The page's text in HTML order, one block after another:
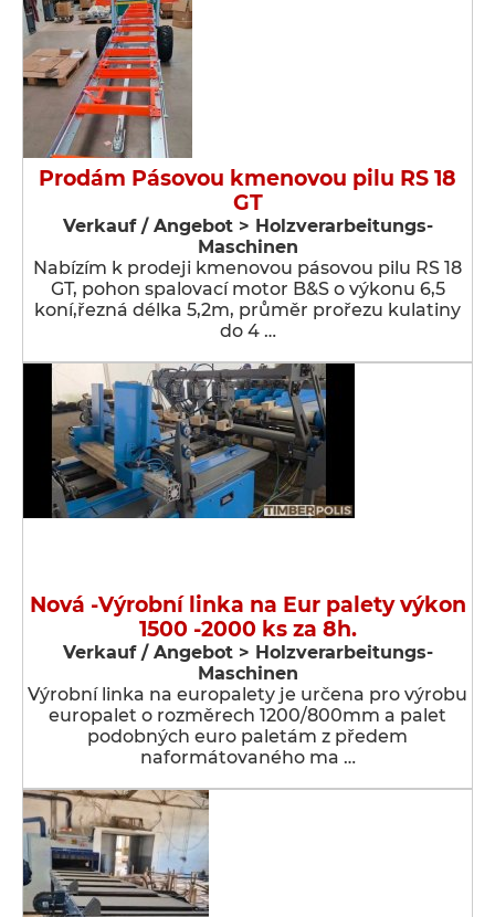
Prodám Pásovou kmenovou pilu RS 18
GT
Verkauf / Angebot > Holzverarbeitungs-
Maschinen
Nabízím k prodeji kmenovou pásovou pilu RS 18
GT, pohon spalovací motor B&S o výkonu 6,5
koní,řezná délka 5,2m, průměr prořezu kulatiny
do 4 …
Nová -Výrobní linka na Eur palety výkon
1500 -2000 ks za 8h.
Verkauf / Angebot > Holzverarbeitungs-
Maschinen
Výrobní linka na europalety je určena pro výrobu
europalet o rozměrech 1200/800mm a palet
podobných euro paletám z předem
naformátovaného ma …